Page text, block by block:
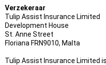
Verzekeraar
Tulip Assist Insurance Limited
Development House
St. Anne Street
Floriana FRN9010, Malta
Tulip Assist Insurance Limited